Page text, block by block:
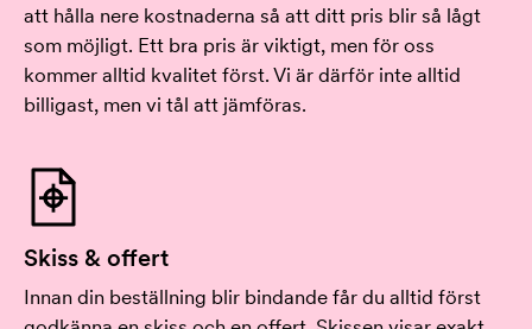
att hålla nere kostnaderna så att ditt pris blir så lågt
som möjligt. Ett bra pris är viktigt, men för oss
kommer alltid kvalitet först. Vi är därför inte alltid
billigast, men vi tål att jämföras.
Skiss & offert
Innan din beställning blir bindande får du alltid först